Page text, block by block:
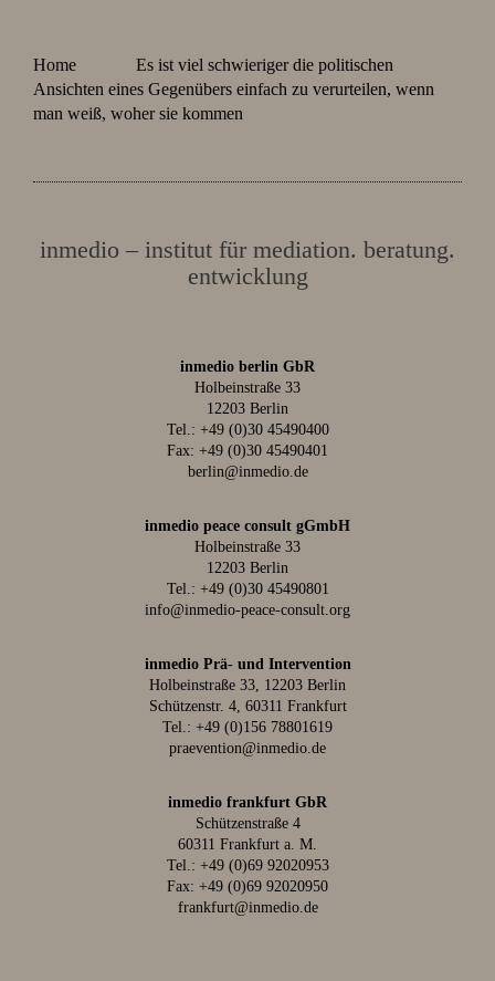
Home
Es ist viel schwieriger die politischen
Ansichten eines Gegenübers einfach zu verurteilen, wenn
man weiß, woher sie kommen
inmedio – institut für mediation. beratung.
entwicklung
inmedio berlin GbR
Holbeinstraße 33
12203 Berlin
Tel.: +49 (0)30 45490400
Fax: +49 (0)30 45490401
berlin@inmedio.de
inmedio peace consult gGmbH
Holbeinstraße 33
12203 Berlin
Tel.: +49 (0)30 45490801
info@inmedio-peace-consult.org
inmedio Prä- und Intervention
Holbeinstraße 33, 12203 Berlin
Schützenstr. 4, 60311 Frankfurt
Tel.: +49 (0)156 78801619
praevention@inmedio.de
inmedio frankfurt GbR
Schützenstraße 4
60311 Frankfurt a. M.
Tel.: +49 (0)69 92020953
Fax: +49 (0)69 92020950
frankfurt@inmedio.de